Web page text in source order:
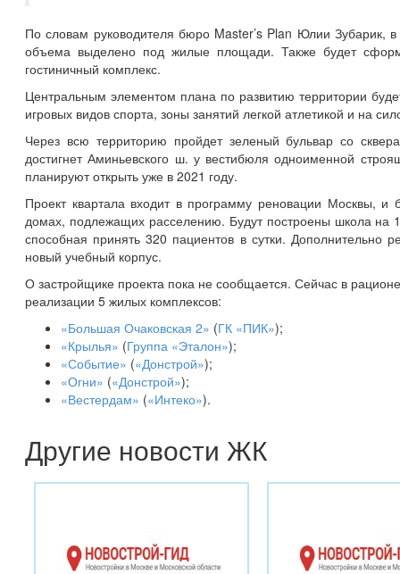
По словам руководителя бюро Master’s Plan Юлии Зубарик,
объема выделено под жилые площади. Также будет
гостиничный комплекс.
Центральным элементом плана по развитию территории
игровых видов спорта, зоны занятий легкой атлетикой и на
Через всю территорию пройдет зеленый бульвар со
достигнет Аминьевского ш. у вестибюля одноименной
планируют открыть уже в 2021 году.
Проект квартала входит в программу реновации Москвы,
домах, подлежащих расселению. Будут построены школа на
способная принять 320 пациентов в сутки.
новый учебный корпус.
О застройщике проекта пока не сообщается. Сейчас в
реализации 5 жилых комплексов:
«Большая Очаковская 2» (ГК «ПИК»);
«Крылья» (Группа «Эталон»);
«Событие» («Донстрой»);
«Огни» («Донстрой»);
«Вестердам» («Интеко»).
Другие новости ЖК